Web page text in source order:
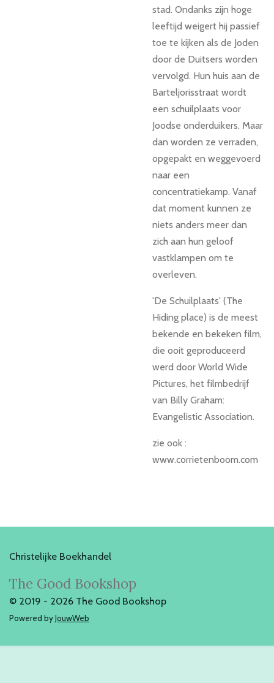
stad. Ondanks zijn hoge
leeftijd weigert hij passief
toe te kijken als de Joden
door de Duitsers worden
vervolgd. Hun huis aan de
Barteljorisstraat wordt
een schuilplaats voor
Joodse onderduikers. Maar
dan worden ze verraden,
opgepakt en weggevoerd
naar een
concentratiekamp. Vanaf
dat moment kunnen ze
niets anders meer dan
zich aan hun geloof
vastklampen om te
overleven.
'De Schuilplaats' (The
Hiding place) is de meest
bekende en bekeken film,
die ooit geproduceerd
werd door World Wide
Pictures, het filmbedrijf
van Billy Graham:
Evangelistic Association.
zie ook :
www.corrietenboom.com
Christelijke Boekhandel
The Good Bookshop
© 2019 - 2026 The Good Bookshop
Powered byJouwWeb